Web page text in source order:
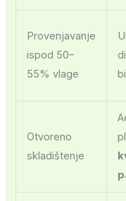
Provenjavanje
ispod 50–
55% vlage
Otvoreno
skladištenje